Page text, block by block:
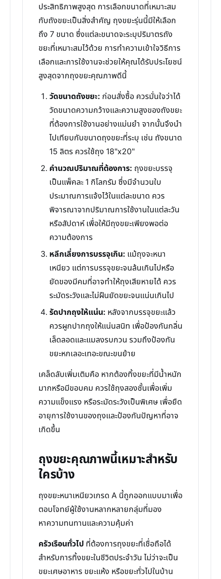
ประสิทธิภาพสูงสุด การเลือกขนาดที่เหมาะสม
กับถังขยะเป็นสิ่งสำคัญ ถุงขยะรุ่นนี้มีให้เลือก
ถึง 7 ขนาด ซึ่งแต่ละขนาดจะระบุปริมาตรถัง
ขยะที่เหมาะสมไว้ด้วย การทำความเข้าใจวิธีการ
เลือกและการใช้งานจะช่วยให้คุณได้รับประโยชน์
สูงสุดจากถุงขยะคุณภาพดีนี้
วัดขนาดถังขยะ: ก่อนสั่งซื้อ ควรมั่นใจว่าได้
วัดขนาดความกว้างและความสูงของถังขยะ
ที่ต้องการใช้งานอย่างแม่นยำ จากนั้นจึงนำ
ไปเทียบกับขนาดถุงขยะที่ระบุ เช่น ถังขนาด
15 ลิตร ควรใช้ถุง 18"x20"
คำนวณปริมาณที่ต้องการ: ถุงขยะบรรจุ
เป็นแพ็คละ 1 กิโลกรัม ซึ่งมีจำนวนใบ
ประมาณการแจ้งไว้ในแต่ละขนาด ควร
พิจารณาจากปริมาณการใช้งานในแต่ละวัน
หรือสัปดาห์ เพื่อให้มีถุงขยะเพียงพอต่อ
ความต้องการ
หลีกเลี่ยงการบรรจุเกิน: แม้ถุงจะหนา
เหนียว แต่การบรรจุขยะจนล้นเกินไปหรือ
ยัดของมีคมที่อาจทำให้ถุงเสียหายได้ ควร
ระมัดระวังและไม่ฝืนยัดขยะจนแน่นเกินไป
รัดปากถุงให้แน่น: หลังจากบรรจุขยะแล้ว
ควรผูกปากถุงให้แน่นสนิท เพื่อป้องกันกลิ่น
เล็ดลอดและแมลงรบกวน รวมถึงป้องกัน
ขยะหกเลอะเทอะขณะขนย้าย
เคล็ดลับเพิ่มเติมคือ หากต้องทิ้งขยะที่มีน้ำหนัก
มากหรือมีขอบคม ควรใช้ถุงสองชั้นเพื่อเพิ่ม
ความแข็งแรง หรือระมัดระวังเป็นพิเศษ เพื่อยืด
อายุการใช้งานของถุงและป้องกันปัญหาที่อาจ
เกิดขึ้น
ถุงขยะคุณภาพนี้เหมาะสำหรับ
ใครบ้าง
ถุงขยะหนาเหนียวเกรด A นี้ถูกออกแบบมาเพื่อ
ตอบโจทย์ผู้ใช้งานหลากหลายกลุ่มที่มอง
หาความทนทานและความคุ้มค่า
ครัวเรือนทั่วไป ที่ต้องการถุงขยะที่เชื่อถือได้
สำหรับการทิ้งขยะในชีวิตประจำวัน ไม่ว่าจะเป็น
ขยะเศษอาหาร ขยะแห้ง หรือขยะทั่วไปในบ้าน